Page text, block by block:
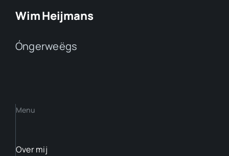
Wim Heijmans
Óngerweëgs
Menu
Over mij